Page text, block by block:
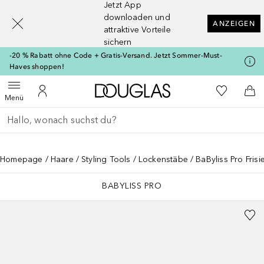
Jetzt App
downloaden und
attraktive Vorteile
sichern
ANZEIGEN
-20 % Rabatt ohne Code + Gratis-Versand. Jetzt Sommer-Must-
Haves shoppen!
MenüMenü öffnenZu Meinem Kundenkonto
Zur Douglas Startseite
Zu Meiner
Gehe zurück
Suche ausführen
Homepage Haare Styling Tools Lockenstäbe BaByliss Pro
BABYLISS PRO
[navigation.slideout.screenreader]